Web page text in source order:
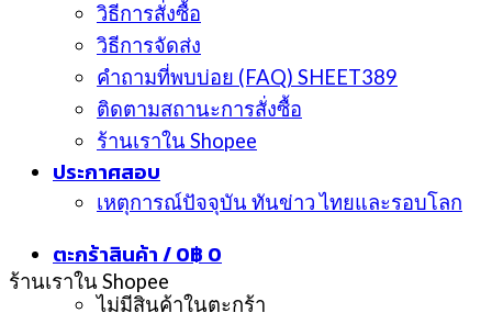
วิธีการสั่งซื้อ
วิธีการจัดส่ง
คำถามที่พบบ่อย (FAQ) SHEET389
ติดตามสถานะการสั่งซื้อ
ร้านเราใน Shopee
ประกาศสอบ
เหตุการณ์ปัจจุบัน ทันข่าว ไทยและรอบโลก
ตะกร้าสินค้า /0฿ 0
ไม่มีสินค้าในตะกร้า
ร้านเราใน Shopee